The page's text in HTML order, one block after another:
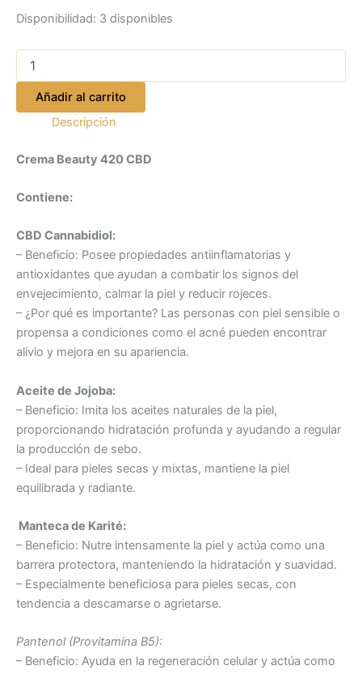
Disponibilidad: 3 disponibles
Añadir al carrito
Descripción
Crema Beauty 420 CBD
Contiene:
CBD Cannabidiol:
– Beneficio: Posee propiedades antiinflamatorias y
antioxidantes que ayudan a combatir los signos del
envejecimiento, calmar la piel y reducir rojeces.
– ¿Por qué es importante? Las personas con piel sensible o
propensa a condiciones como el acné pueden encontrar
alivio y mejora en su apariencia.
Aceite de Jojoba:
– Beneficio: Imita los aceites naturales de la piel,
proporcionando hidratación profunda y ayudando a regular
la producción de sebo.
– Ideal para pieles secas y mixtas, mantiene la piel
equilibrada y radiante.
Manteca de Karité:
– Beneficio: Nutre intensamente la piel y actúa como una
barrera protectora, manteniendo la hidratación y suavidad.
– Especialmente beneficiosa para pieles secas, con
tendencia a descamarse o agrietarse.
Pantenol (Provitamina B5):
– Beneficio: Ayuda en la regeneración celular y actúa como